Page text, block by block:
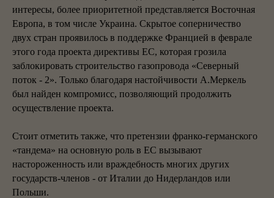
интересы, более приоритетной представляется Восточная
Европа, в том числе Украина. Скрытое соперничество
двух стран проявилось в поддержке Францией в феврале
этого года проекта директивы ЕС, которая грозила
заблокировать строительство газопровода «Северный
поток - 2». Только благодаря настойчивости А.Меркель
был найден компромисс, позволяющий продолжить
осуществление проекта.
Стоит отметить также, что претензии франко-германского
«тандема» на основную роль в ЕС вызывают
настороженность или враждебность многих других
государств-членов - от Италии до Нидерландов или
Польши.